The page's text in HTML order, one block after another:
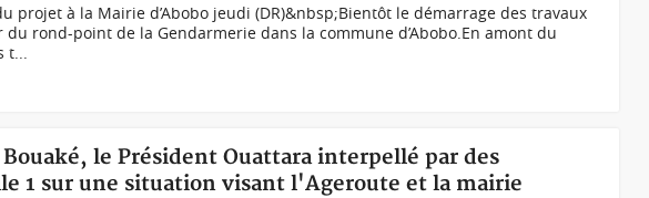
projet à la Mairie d’Abobo jeudi (DR)&nbsp;Bientôt le démarrage des travaux
du rond-point de la Gendarmerie dans la commune d’Abobo.En amont du
le Président Ouattara interpellé par des
1 sur une situation visant l'Ageroute et la mairie